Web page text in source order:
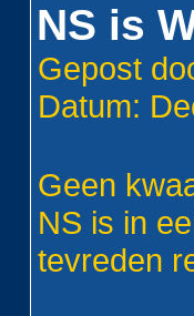
NS is
Gepost
Datum:
Geen
NS is in
tevreden